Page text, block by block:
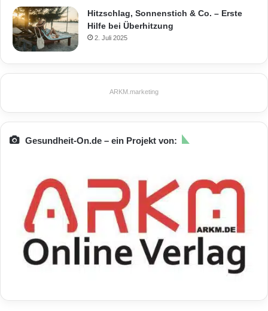
Hitzschlag, Sonnenstich & Co. – Erste
Hilfe bei Überhitzung
2. Juli 2025
ARKM.marketing
Gesundheit-On.de – ein Projekt von: